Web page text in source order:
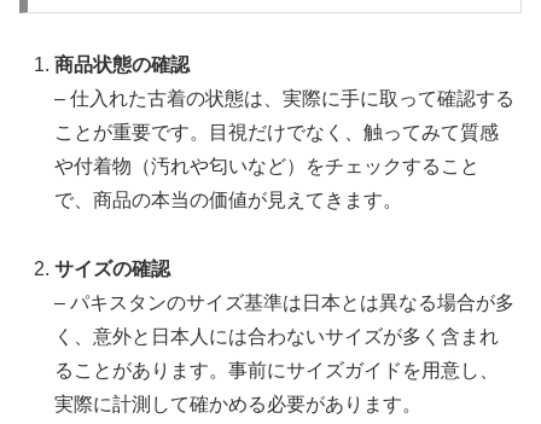
商品状態の確認
– 仕入れた古着の状態は、実際に手に取って確認する
ことが重要です。目視だけでなく、触ってみて質感
や付着物（汚れや匂いなど）をチェックすること
で、商品の本当の価値が見えてきます。
サイズの確認
– パキスタンのサイズ基準は日本とは異なる場合が多
く、意外と日本人には合わないサイズが多く含まれ
ることがあります。事前にサイズガイドを用意し、
実際に計測して確かめる必要があります。